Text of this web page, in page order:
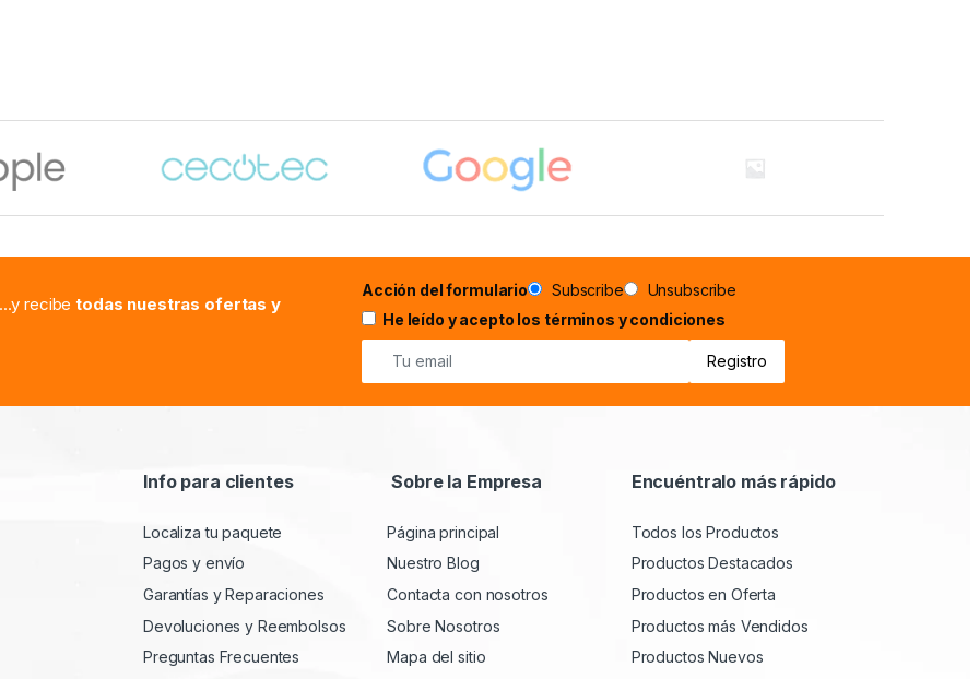
...y recibetodas nuestras ofertas y
Acción del formulario Subscribe
Unsubscribe
He leído y acepto los términos y condiciones
Info para clientes
Localiza tu paquete
Pagos y envío
Garantías y Reparaciones
Devoluciones y Reembolsos
Preguntas Frecuentes
Sobre la Empresa
Página principal
Nuestro Blog
Contacta con nosotros
Sobre Nosotros
Mapa del sitio
Encuéntralo más rápido
Todos los Productos
Productos Destacados
Productos en Oferta
Productos más Vendidos
Productos Nuevos